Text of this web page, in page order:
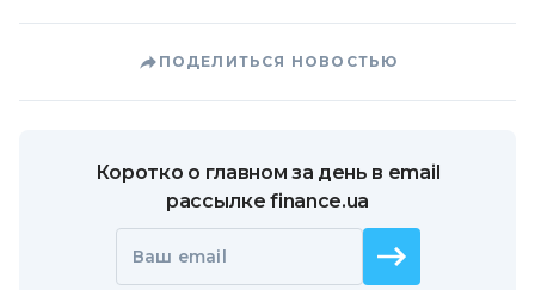
ПОДЕЛИТЬСЯ НОВОСТЬЮ
Коротко о главном за день в email
рассылке finance.ua
Ваш email